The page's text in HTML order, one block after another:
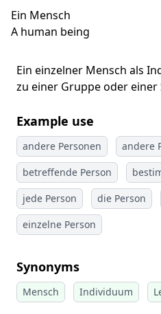
Ein Mensch
A human being
Ein einzelner Mensch als
zu einer Gruppe oder einer
Example use
andere Personen
andere
betreffende Person
jede Person
die Person
einzelne Person
Synonyms
Mensch Individuum